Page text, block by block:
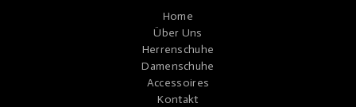
Home
Über Uns
Herrenschuhe
Damenschuhe
Accessoires
Kontakt